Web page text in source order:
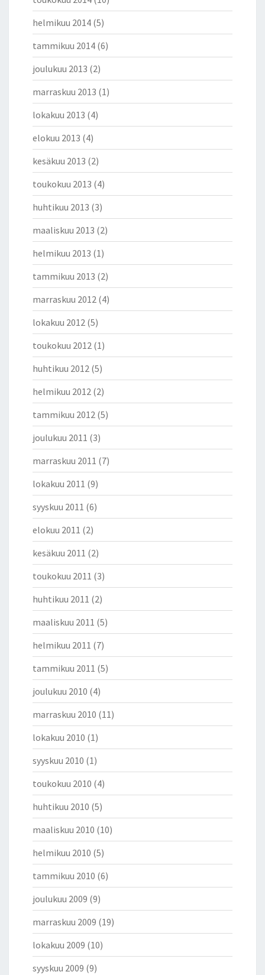
helmikuu 2014 (5)
tammikuu 2014 (6)
joulukuu 2013 (2)
marraskuu 2013 (1)
lokakuu 2013 (4)
elokuu 2013 (4)
kesäkuu 2013 (2)
toukokuu 2013 (4)
huhtikuu 2013 (3)
maaliskuu 2013 (2)
helmikuu 2013 (1)
tammikuu 2013 (2)
marraskuu 2012 (4)
lokakuu 2012 (5)
toukokuu 2012 (1)
huhtikuu 2012 (5)
helmikuu 2012 (2)
tammikuu 2012 (5)
joulukuu 2011 (3)
marraskuu 2011 (7)
lokakuu 2011 (9)
syyskuu 2011 (6)
elokuu 2011 (2)
kesäkuu 2011 (2)
toukokuu 2011 (3)
huhtikuu 2011 (2)
maaliskuu 2011 (5)
helmikuu 2011 (7)
tammikuu 2011 (5)
joulukuu 2010 (4)
marraskuu 2010 (11)
lokakuu 2010 (1)
syyskuu 2010 (1)
toukokuu 2010 (4)
huhtikuu 2010 (5)
maaliskuu 2010 (10)
helmikuu 2010 (5)
tammikuu 2010 (6)
joulukuu 2009 (9)
marraskuu 2009 (19)
lokakuu 2009 (10)
syyskuu 2009 (9)